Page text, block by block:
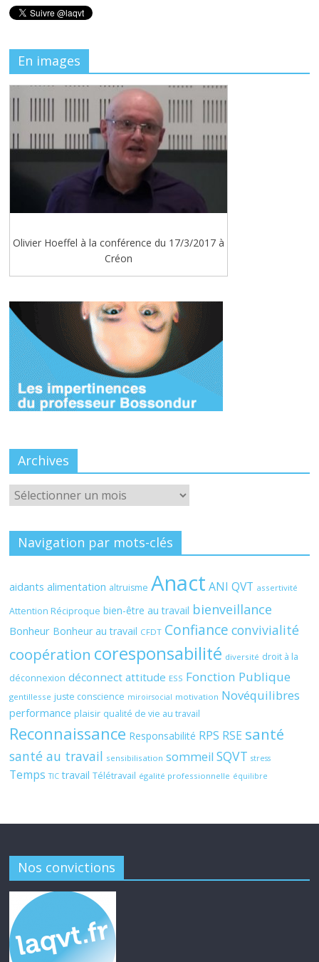
En images
Olivier Hoeffel à la conférence du 17/3/2017 à
Créon
Archives
Archives
Navigation par mots-clés
aidants alimentation altruisme Anact ANI QVT assertivité
Attention Réciproque bien-être au travail bienveillance
Bonheur Bonheur au travail CFDT Confiance convivialité
coopération coresponsabilité diversité droit à la
déconnexion déconnect attitude ESS Fonction Publique
gentillesse juste conscience miroirsocial motivation Novéquilibres
performance plaisir qualité de vie au travail
Reconnaissance Responsabilité RPS RSE santé
santé au travail sensibilisation sommeil SQVT stress
Temps TIC travail Télétravail égalité professionnelle équilibre
Nos convictions